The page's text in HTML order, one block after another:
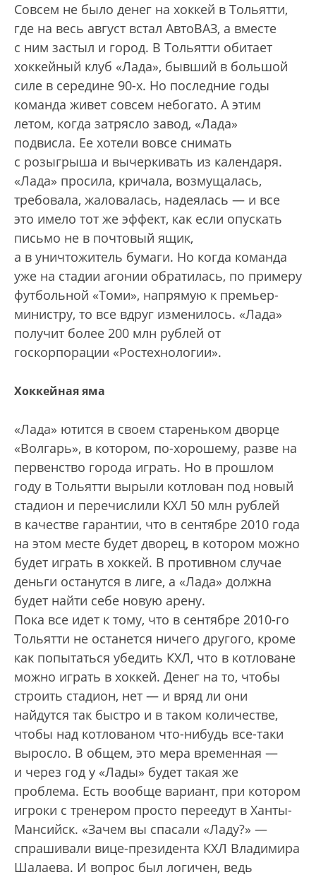
Cовсем не было денег на хоккей в Тольятти,
где на весь август встал АвтоВАЗ, а вместе
с ним застыл и город. В Тольятти обитает
хоккейный клуб «Лада», бывший в большой
силе в середине 90-х. Но последние годы
команда живет совсем небогато. А этим
летом, когда затрясло завод, «Лада»
подвисла. Ее хотели вовсе снимать
с розыгрыша и вычеркивать из календаря.
«Лада» просила, кричала, возмущалась,
требовала, жаловалась, надеялась — и все
это имело тот же эффект, как если опускать
письмо не в почтовый ящик,
а в уничтожитель бумаги. Но когда команда
уже на стадии агонии обратилась, по примеру
футбольной «Томи», напрямую к премьер-
министру, то все вдруг изменилось. «Лада»
получит более 200 млн рублей от
госкорпорации «Ростехнологии».
Хоккейная яма
«Лада» ютится в своем стареньком дворце
«Волгарь», в котором, по-хорошему, разве на
первенство города играть. Но в прошлом
году в Тольятти вырыли котлован под новый
стадион и перечислили КХЛ 50 млн рублей
в качестве гарантии, что в сентябре 2010 года
на этом месте будет дворец, в котором можно
будет играть в хоккей. В противном случае
деньги останутся в лиге, а «Лада» должна
будет найти себе новую арену.
Пока все идет к тому, что в сентябре 2010-го
Тольятти не останется ничего другого, кроме
как попытаться убедить КХЛ, что в котловане
можно играть в хоккей. Денег на то, чтобы
строить стадион, нет — и вряд ли они
найдутся так быстро и в таком количестве,
чтобы над котлованом что-нибудь все-таки
выросло. В общем, это мера временная —
и через год у «Лады» будет такая же
проблема. Есть вообще вариант, при котором
игроки с тренером просто переедут в Ханты-
Мансийск. «Зачем вы спасали «Ладу?» —
спрашивали вице-президента КХЛ Владимира
Шалаева. И вопрос был логичен, ведь